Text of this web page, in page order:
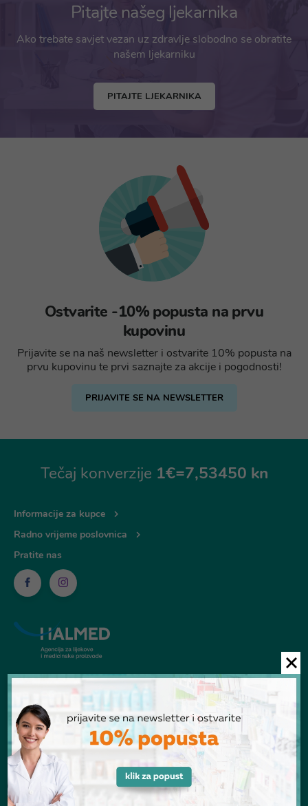
Pitajte našeg ljekarnika
Ako trebate savjet vezan uz zdravlje slobodno se obratite
našem ljekarniku
PITAJTE LJEKARNIKA
Ostvarite -10% popusta na prvu
kupovinu
Prijavite se na naš newsletter i ostvarite 10% popusta na
prvu kupovinu te prvi saznajte za akcije i pogodnosti!
PRIJAVITE SE NA NEWSLETTER
Tečaj konverzije 1€=7,53450 kn
Informacije za kupce
Radno vrijeme poslovnica
Pratite nas
© Ljekarna Talan 2026